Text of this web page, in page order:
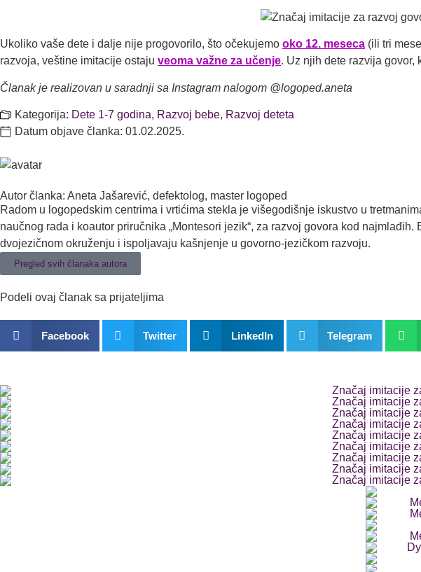
Ukoliko vaše dete i dalje nije progovorilo, što očekujemo oko 12. meseca (ili tri
razvoja, veštine imitacije ostaju veoma važne za učenje. Uz njih dete razvija
Članak je realizovan u saradnji sa Instagram nalogom @logoped.aneta
Kategorija: Dete 1-7 godina, Razvoj bebe, Razvoj deteta
Datum objave članka: 01.02.2025.
Autor članka: Aneta Jašarević, defektolog, master logoped
Radom u logopedskim centrima i vrtićima stekla je višegodišnje iskustvo u
naučnog rada i koautor priručnika „Montesori jezik“, za razvoj govora kod
dvojezičnom okruženju i ispoljavaju kašnjenje u govorno-jezičkom razvoju.
Pregled svih članaka autora
Podeli ovaj članak sa prijateljima
Facebook Twitter LinkedIn Telegram